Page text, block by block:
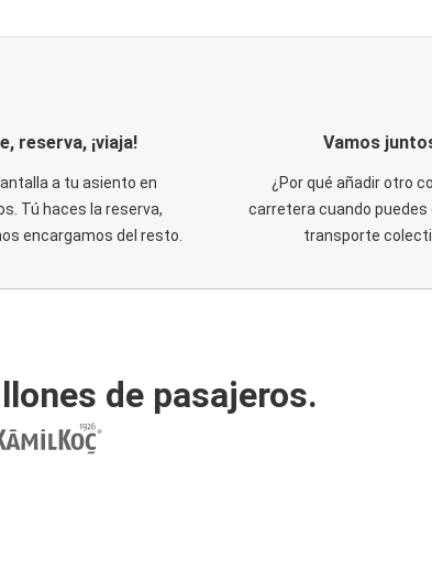
reserva, ¡viaja!
a tu asiento en
Tú haces la reserva,
encargamos del resto.
Vamos
¿Por qué añadir otro
carretera cuando puedes
transporte
de pasajeros.